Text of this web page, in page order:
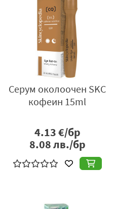
Серум околоочен SKC
кофеин 15ml
4.13€/бр
8.08лв./бр